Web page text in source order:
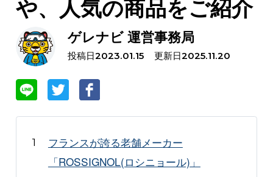
や、人気の商品をご紹介
ゲレナビ 運営事務局
投稿日2023.01.15 更新日2025.11.20
フランスが誇る老舗メーカー
「ROSSIGNOL(ロシニョール)」